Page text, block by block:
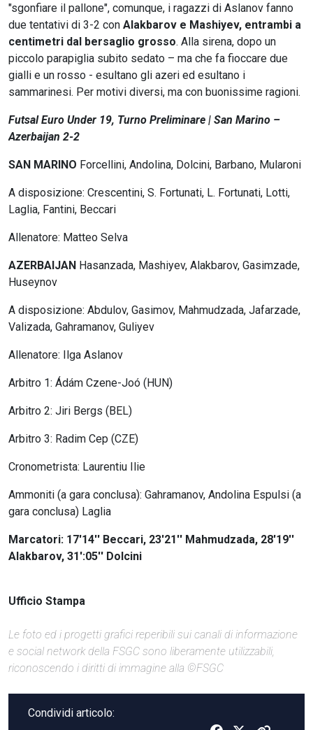
"sgonfiare il pallone", comunque, i ragazzi di Aslanov fanno
due tentativi di 3-2 con Alakbarov e Mashiyev, entrambi a
centimetri dal bersaglio grosso. Alla sirena, dopo un
piccolo parapiglia subito sedato – ma che fa fioccare due
gialli e un rosso - esultano gli azeri ed esultano i
sammarinesi. Per motivi diversi, ma con buonissime ragioni.
Futsal Euro Under 19, Turno Preliminare | San Marino –
Azerbaijan 2-2
SAN MARINO Forcellini, Andolina, Dolcini, Barbano, Mularoni
A disposizione: Crescentini, S. Fortunati, L. Fortunati, Lotti,
Laglia, Fantini, Beccari
Allenatore: Matteo Selva
AZERBAIJAN Hasanzada, Mashiyev, Alakbarov, Gasimzade,
Huseynov
A disposizione: Abdulov, Gasimov, Mahmudzada, Jafarzade,
Valizada, Gahramanov, Guliyev
Allenatore: Ilga Aslanov
Arbitro 1: Ádám Czene-Joó (HUN)
Arbitro 2: Jiri Bergs (BEL)
Arbitro 3: Radim Cep (CZE)
Cronometrista: Laurentiu Ilie
Ammoniti (a gara conclusa): Gahramanov, Andolina Espulsi (a
gara conclusa) Laglia
Marcatori: 17'14'' Beccari, 23'21'' Mahmudzada, 28'19''
Alakbarov, 31':05'' Dolcini
Ufficio Stampa
Le foto ed i progetti grafici reperibili sui canali di informazione
e social network della FSGC sono liberamente utilizzabili,
riconoscendo i diritti di immagine alla ©FSGC
Condividi articolo: